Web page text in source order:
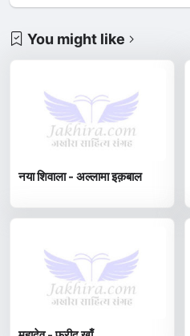
You might like
नया शिवाला - अल्लामा इक़बाल